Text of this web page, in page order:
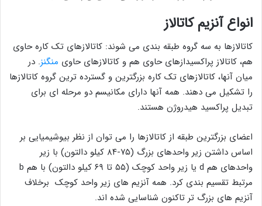
انواع آنزیم کاتالاز
کاتالازها به سه گروه طبقه بندی می شوند: کاتالازهای تک کاره حاوی
هم، کاتالاز پراکسیدازهای حاوی هم و کاتالازهای حاوی منگنز. در
میان آنها، کاتالازهای تک کاره بزرگترین و گسترده ترین گروه کاتالازها
را تشکیل می دهند. همه آنها دارای مکانیسم دو مرحله ای برای
تبدیل پراکسید هیدروژن هستند.
اعضای بزرگترین طبقه از کاتالازها را می توان از نظر بیوشیمیایی بر
اساس داشتن زیر واحدهای بزرگ (۷۵-۸۴ کیلو دالتون) با زیر
واحدهای هم d یا زیر واحد کوچک (۵۵ تا ۶۹ کیلو دالتون) با هم b
مرتبط تقسیم بندی کرد. همه آنزیم های زیر واحد کوچک برخلاف
آنزیم های بزرگ تر تاکنون شناسایی شده اند.